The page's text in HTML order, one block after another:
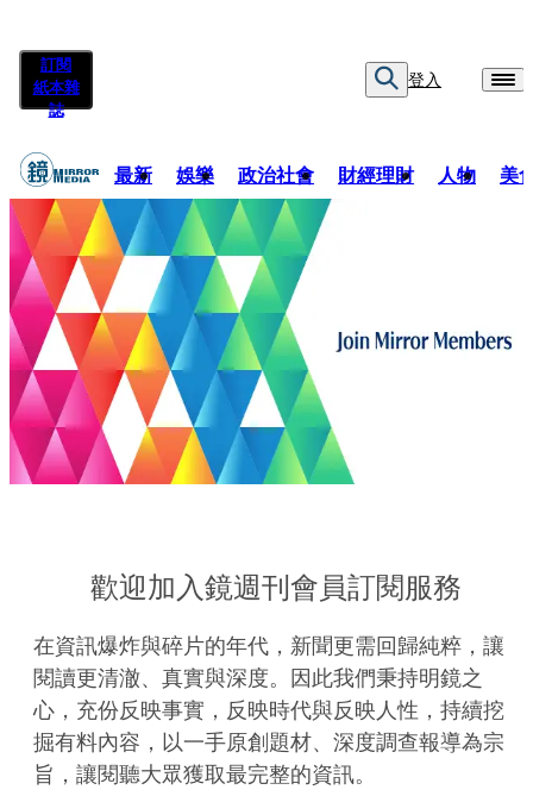
訂閱
紙本雜
誌
登入
最新 娛樂 政治社會 財經理財 人物 美
歡迎加入鏡週刊會員訂閱服務
在資訊爆炸與碎片的年代，新聞更需回歸純粹，讓
閱讀更清澈、真實與深度。因此我們秉持明鏡之
心，充份反映事實，反映時代與反映人性，持續挖
掘有料內容，以一手原創題材、深度調查報導為宗
旨，讓閱聽大眾獲取最完整的資訊。